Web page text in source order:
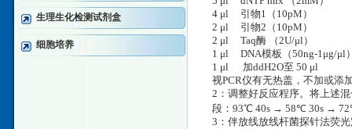
生理生化检测试剂盒
细胞培养
4 μl 引物1（10pM）
2 μl 引物2（10pM）
2 μl Taq酶 （2U/μl）
1 μl DNA模板（50ng-1μg/μl
1 μl 加ddH2O至 50 μl
视PCR仪有无热盖，不加或添
2：调整好反应程序。将上述
段：93℃ 40s → 58℃ 30s →
3：伴放线放线杆菌探针法荧